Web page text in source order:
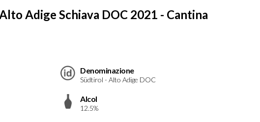
Adige Schiava DOC 2021 - Cantina
Denominazione
Südtirol - Alto Adige DOC
Alcol
12.5%